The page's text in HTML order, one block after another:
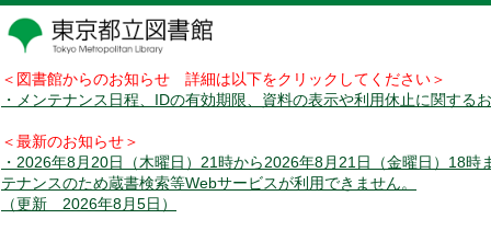
＜図書館からのお知らせ 詳細は以下をクリックしてください＞
・メンテナンス日程、IDの有効期限、資料の表示や利用休止に関する
＜最新のお知らせ＞
・2026年8月20日（木曜日）21時から2026年8月21日（金曜日）18時
テナンスのため蔵書検索等Webサービスが利用できません。
（更新 2026年8月5日）